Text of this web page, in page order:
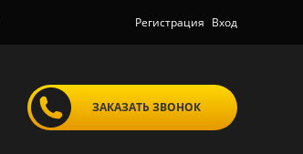
Регистрация Вход
ЗАКАЗАТЬ ЗВОНОК